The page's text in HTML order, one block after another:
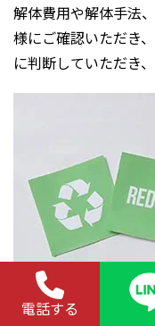
解体費用や解体手法
様にご確認いただき
に判断していただき
電話する